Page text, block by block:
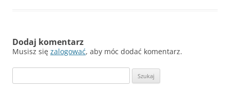
Dodaj komentarz
Musisz się zalogować, aby móc dodać komentarz.